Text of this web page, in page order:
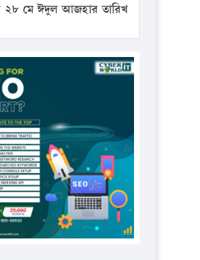
মে ঈদুল আজহার তারিখ
আদালতে দুইটি প্রতিষ্ঠানকে
৪০হাজার টাকা জরিমানা।
ভাড়া বাড়ল
২১ শতাংশ বিদ্যুতের দাম
পিডিবির
ও ২৫ মে ফেনী সফরে
গৌরবময় অর্জন: পূর্ণ
যুক্তরাষ্ট্রে পিএইচডি করছেন